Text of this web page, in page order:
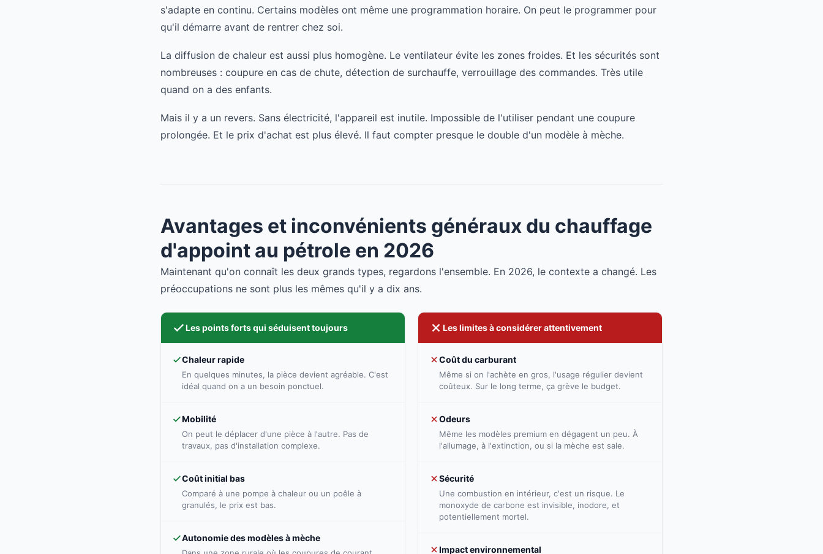
s'adapte en continu. Certains modèles ont même une programmation horaire. On peut le programmer pour
qu'il démarre avant de rentrer chez soi.
La diffusion de chaleur est aussi plus homogène. Le ventilateur évite les zones froides. Et les sécurités sont
nombreuses : coupure en cas de chute, détection de surchauffe, verrouillage des commandes. Très utile
quand on a des enfants.
Mais il y a un revers. Sans électricité, l'appareil est inutile. Impossible de l'utiliser pendant une coupure
prolongée. Et le prix d'achat est plus élevé. Il faut compter presque le double d'un modèle à mèche.
Avantages et inconvénients généraux du chauffage
d'appoint au pétrole en 2026
Maintenant qu'on connaît les deux grands types, regardons l'ensemble. En 2026, le contexte a changé. Les
préoccupations ne sont plus les mêmes qu'il y a dix ans.
Les points forts qui séduisent toujours
Chaleur rapide
En quelques minutes, la pièce devient agréable. C'est
idéal quand on a un besoin ponctuel.
Mobilité
On peut le déplacer d'une pièce à l'autre. Pas de
travaux, pas d'installation complexe.
Coût initial bas
Comparé à une pompe à chaleur ou un poêle à
granulés, le prix est bas.
Autonomie des modèles à mèche
Les limites à considérer attentivement
Coût du carburant
Même si on l'achète en gros, l'usage régulier devient
coûteux. Sur le long terme, ça grève le budget.
Odeurs
Même les modèles premium en dégagent un peu. À
l'allumage, à l'extinction, ou si la mèche est sale.
Sécurité
Une combustion en intérieur, c'est un risque. Le
monoxyde de carbone est invisible, inodore, et
potentiellement mortel.
Impact environnemental